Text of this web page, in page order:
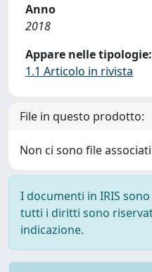
Anno
2018
Appare nelle tipologie:
1.1 Articolo in rivista
File in questo prodotto:
Non ci sono file
I documenti in IRIS
tutti i diritti sono
indicazione.